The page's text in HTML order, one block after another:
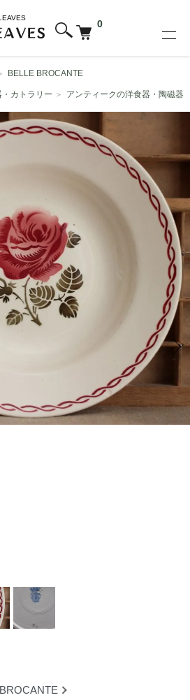
0
BELLE BROCANTE
カトラリー ＞ アンティークの洋食器・陶磁器